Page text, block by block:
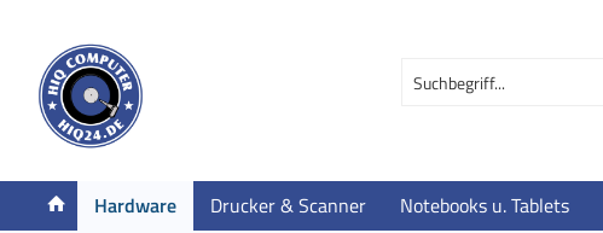
Hardware Drucker & Scanner Notebooks u. Tablets